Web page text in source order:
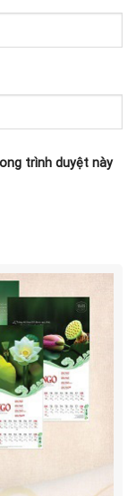
trình duyệt này